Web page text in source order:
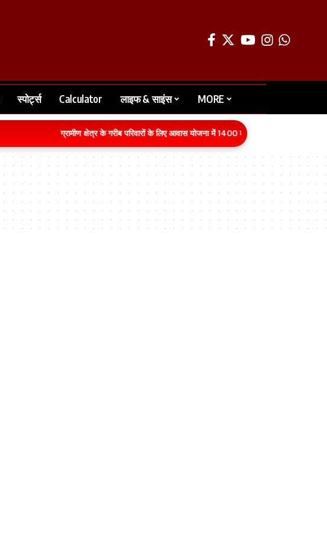
स्पोर्ट्स Calculator लाइफ & साइंस MORE
ग्रामीण क्षेत्र के गरीब परिवारों के लिए आवास योजना में 1400 करोड़ रुपये का बजट वित्तीय